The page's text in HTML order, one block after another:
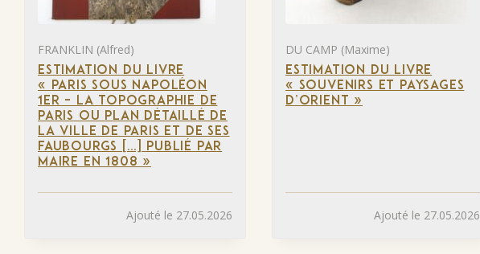
FRANKLIN (Alfred)
ESTIMATION DU LIVRE
« PARIS SOUS NAPOLÉON
1ER – LA TOPOGRAPHIE DE
PARIS OU PLAN DÉTAILLÉ DE
LA VILLE DE PARIS ET DE SES
FAUBOURGS […] PUBLIÉ PAR
MAIRE EN 1808 »
Ajouté le 27.05.2026
DU CAMP (Maxime)
ESTIMATION DU LIVRE
« SOUVENIRS ET PAYSAGES
D’ORIENT »
Ajouté le 27.05.2026